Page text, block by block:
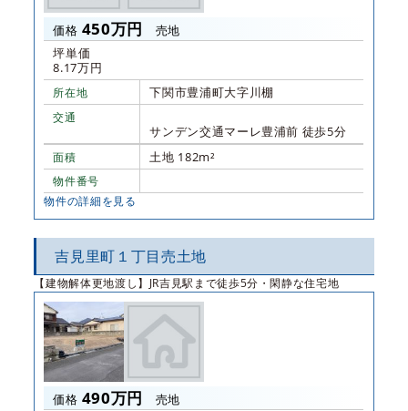
価格 450万円
売地
坪単価
8.17万円
所在地 下関市豊浦町大字川棚
交通
サンデン交通マーレ豊浦前 徒歩5分
面積 土地 182m²
物件番号
物件の詳細を見る
吉見里町１丁目売土地
【建物解体更地渡し】JR吉見駅まで徒歩5分・閑静な住宅地
価格 490万円 売地